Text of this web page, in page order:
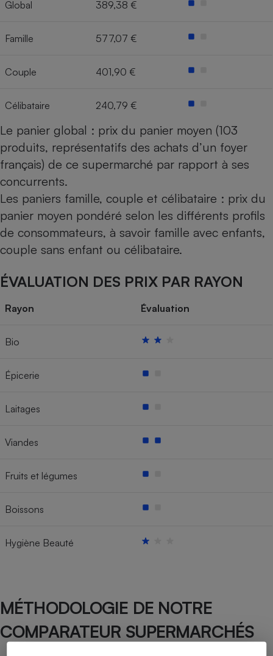
Global 389,38 €
Famille 577,07 €
Couple 401,90 €
Célibataire 240,79 €
Le panier global : prix du panier moyen (103
produits, représentatifs des achats d’un foyer
français) de ce supermarché par rapport à ses
concurrents.
Les paniers famille, couple et célibataire : prix du
panier moyen pondéré selon les différents profils
de consommateurs, à savoir famille avec enfants,
couple sans enfant ou célibataire.
ÉVALUATION DES PRIX PAR RAYON
Rayon Évaluation
Bio
Épicerie
Laitages
Viandes
Fruits et légumes
Boissons
Hygiène Beauté
MÉTHODOLOGIE DE NOTRE
COMPARATEUR SUPERMARCHÉS